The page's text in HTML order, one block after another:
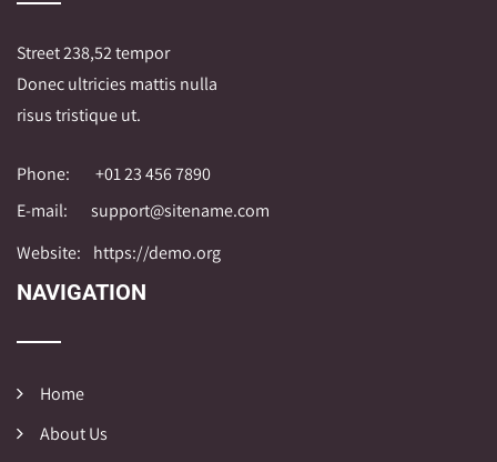
Street 238,52 tempor
Donec ultricies mattis nulla
risus tristique ut.
Phone:
+01 23 456 7890
E-mail:
support@sitename.com
Website:
https://demo.org
NAVIGATION
Home
About Us